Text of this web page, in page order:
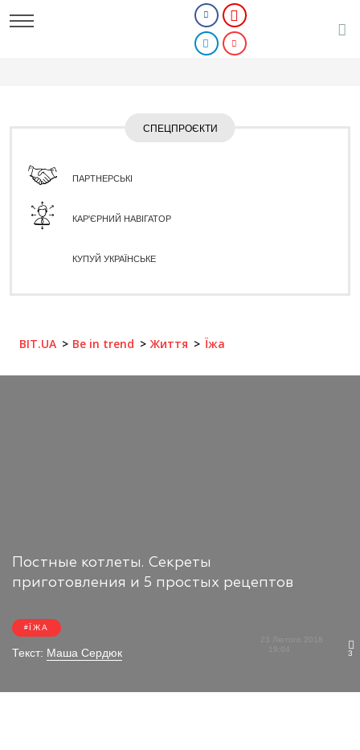
СПЕЦПРОЄКТИ
ПАРТНЕРСЬКІ
КАР'ЄРНИЙ НАВІГАТОР
КУПУЙ УКРАЇНСЬКЕ
BIT.UA Be in trend Життя Їжа
Постные котлеты. Секреты
приготовления и 5 простых рецептов
ЇЖА
Текст: Маша Сердюк
23 Лютого 2018
19:04
3